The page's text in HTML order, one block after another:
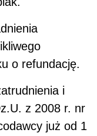
o refundację.
i
z 2008 r. nr
już od 1